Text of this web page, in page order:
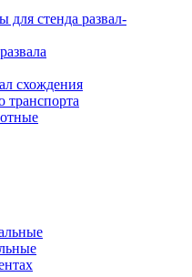
для стенда развал-
схождения
транспорта